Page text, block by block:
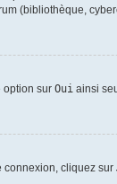
(bibliothèque,
option sur Oui ainsi
connexion, cliquez sur